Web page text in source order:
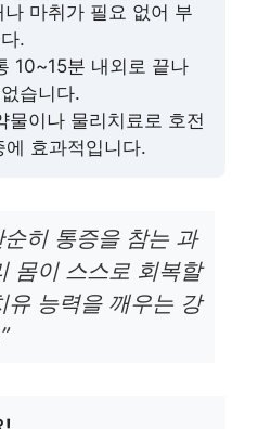
나 마취가 필요 없어 부
.
10~15분 내외로 끝나
습니다.
물이나 물리치료로 호전
효과적입니다.
히 통증을 참는 과
몸이 스스로 회복할
유 능력을 깨우는 강